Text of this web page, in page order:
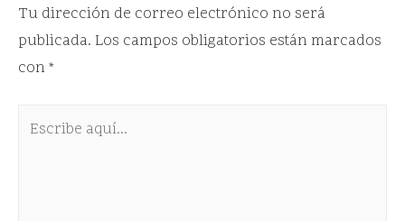
Tu dirección de correo electrónico no será
publicada. Los campos obligatorios están marcados
con *